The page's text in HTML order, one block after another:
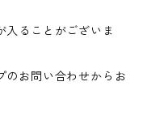
入ることがございま
のお問い合わせからお